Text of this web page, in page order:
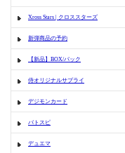
Xross Stars | クロススターズ
新弾商品の予約
【新品】BOX/パック
侍オリジナルサプライ
デジモンカード
バトスピ
デュエマ